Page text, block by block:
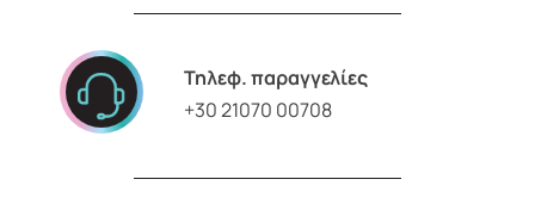
Τηλεφ. παραγγελίες
+30 21070 00708